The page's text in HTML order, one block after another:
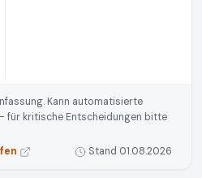
Kann automatisierte
für kritische Entscheidungen bitte
Stand 01.08.2026